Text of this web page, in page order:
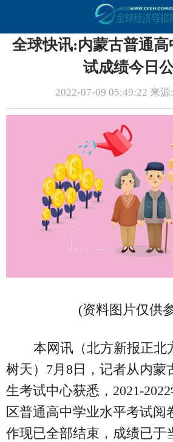
全球快讯:内蒙古普通
试成绩今日
2022-07-09 05:49:22 来
(资料图片仅供
本网讯（北方新报正北
树天）7月8日，记者从内蒙
生考试中心获悉，2021-
区普通高中学业水平考试阅
作现已全部结束，成绩已于